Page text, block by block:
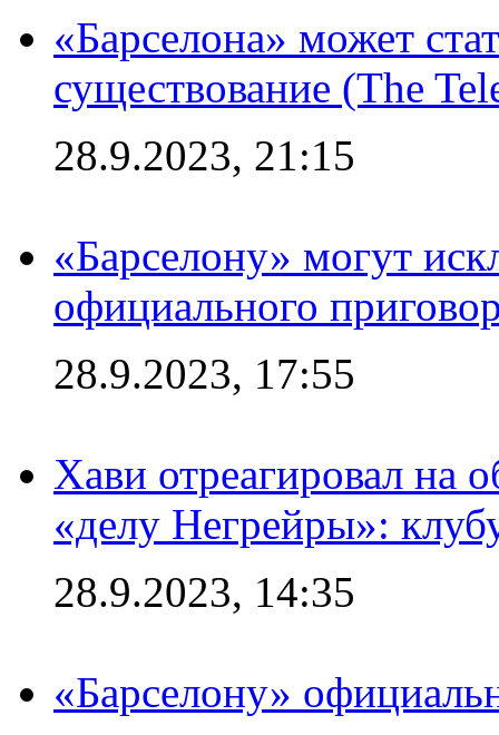
«Барселона» может
существование (The
28.9.2023, 21:15
«Барселону» могут
официального
28.9.2023, 17:55
Хави отреагировал на
«делу Негрейры»:
28.9.2023, 14:35
«Барселону»